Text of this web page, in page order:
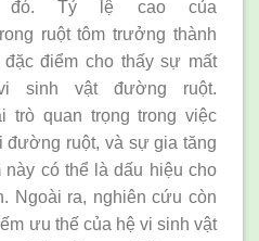
đó. Tỷ lệ cao của
ruột tôm trưởng thành
điểm cho thấy sự mất
sinh vật đường ruột.
trò quan trọng trong việc
đường ruột, và sự gia tăng
này có thể là dấu hiệu cho
Ngoài ra, nghiên cứu còn
ưu thế của hệ vi sinh vật